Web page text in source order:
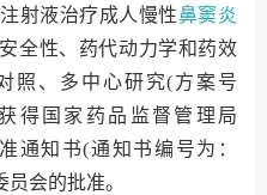
射液治疗成人慢性鼻窦炎
全性、药代动力学和药效
照、多中心研究(方案号
得国家药品监督管理局
通知书(通知书编号为：
员会的批准。